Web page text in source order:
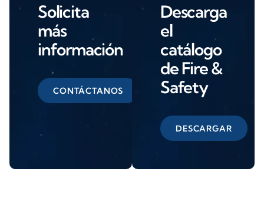
Solicita
más
información
CONTÁCTANOS
Descarga
el
catálogo
de Fire &
Safety
DESCARGAR